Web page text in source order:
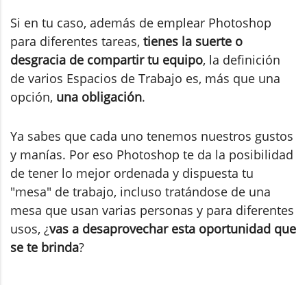
Si en tu caso, además de emplear Photoshop
para diferentes tareas, tienes la suerte o
desgracia de compartir tu equipo, la definición
de varios Espacios de Trabajo es, más que una
opción, una obligación.
Ya sabes que cada uno tenemos nuestros gustos
y manías. Por eso Photoshop te da la posibilidad
de tener lo mejor ordenada y dispuesta tu
"mesa" de trabajo, incluso tratándose de una
mesa que usan varias personas y para diferentes
usos, ¿vas a desaprovechar esta oportunidad que
se te brinda?